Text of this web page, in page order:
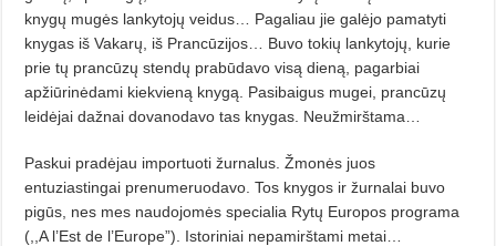
knygų mugės lankytojų veidus… Pagaliau jie galėjo pamatyti
knygas iš Vakarų, iš Prancūzijos… Buvo tokių lankytojų, kurie
prie tų prancūzų stendų prabūdavo visą dieną, pagarbiai
apžiūrinėdami kiekvieną knygą. Pasibaigus mugei, prancūzų
leidėjai dažnai dovanodavo tas knygas. Neužmirštama…
Paskui pradėjau importuoti žurnalus. Žmonės juos
entuziastingai prenumeruodavo. Tos knygos ir žurnalai buvo
pigūs, nes mes naudojomės specialia Rytų Europos programa
(,,A l’Est de l’Europe”). Istoriniai nepamirštami metai…